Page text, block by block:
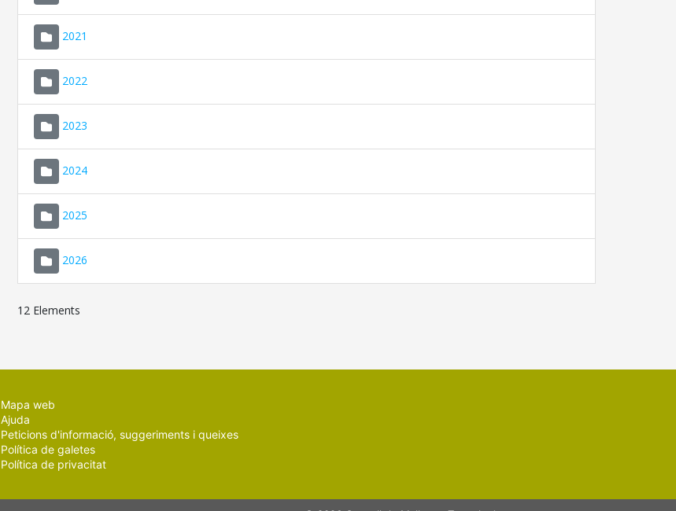
2021
2022
2023
2024
2025
2026
12 Elements
Mapa web
Ajuda
Peticions d'informació, suggeriments i queixes
Política de galetes
Política de privacitat